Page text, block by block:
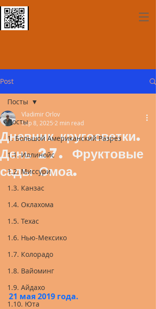
Post
Посты
1. Большой Американский Разрез
1.1. Иллинойс
1.2. Миссури
1.3. Канзас
1.4. Оклахома
1.5. Техас
1.6. Нью-Мексико
1.7. Колорадо
1.8. Вайоминг
1.9. Айдахо
1.10. Юта
Посты
Дневник кругосветки.
День 27. Фруктовые
сады Омоа.
Vladimir Orlov
Sep 8, 2025 2 min read
21 мая 2019 года.